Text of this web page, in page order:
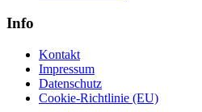
Info
Kontakt
Impressum
Datenschutz
Cookie-Richtlinie (EU)